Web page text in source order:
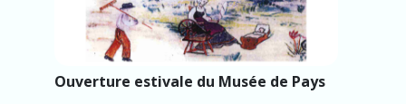
Ouverture estivale du Musée de Pays